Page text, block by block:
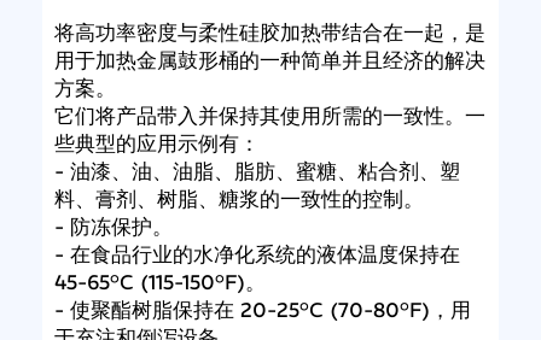
将高功率密度与柔性硅胶加热带结合在一起，是
用于加热金属鼓形桶的一种简单并且经济的解决
方案。
它们将产品带入并保持其使用所需的一致性。一
些典型的应用示例有：
- 油漆、油、油脂、脂肪、蜜糖、粘合剂、塑
料、膏剂、树脂、糖浆的一致性的控制。
- 防冻保护。
- 在食品行业的水净化系统的液体温度保持在
45-65°C (115-150°F)。
- 使聚酯树脂保持在 20-25°C (70-80°F)，用